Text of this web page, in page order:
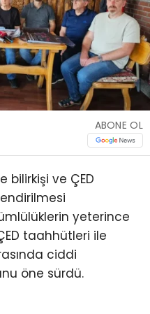
ABONE OL
bilirkişi ve ÇED
yeterince
taahhütleri ile
ciddi
öne sürdü.